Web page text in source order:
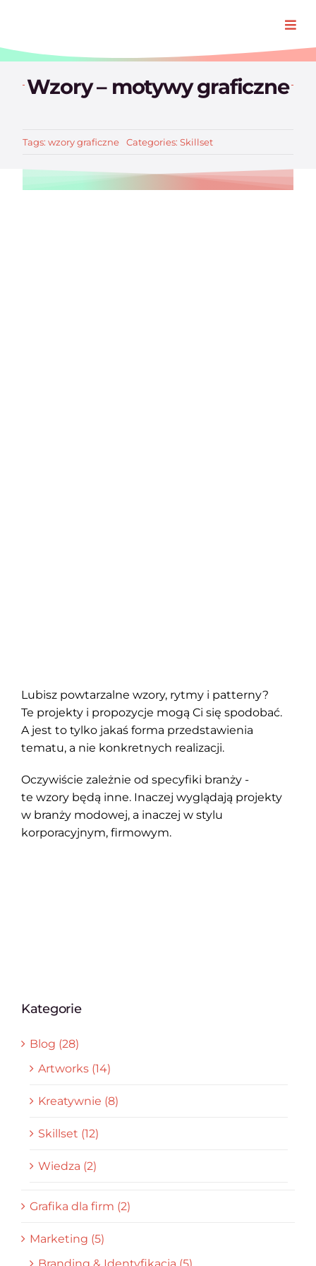
O Padre
Wzory – motywy graficzne
Tags: wzory graficzne Categories: Skillset
Lubisz powtarzalne wzory, rytmy i patterny?
Te projekty i propozycje mogą Ci się spodobać.
A jest to tylko jakaś forma przedstawienia
tematu, a nie konkretnych realizacji.
Oczywiście zależnie od specyfiki branży -
te wzory będą inne. Inaczej wyglądają projekty
w branży modowej, a inaczej w stylu
korporacyjnym, firmowym.
Kategorie
Blog (28)
Artworks (14)
Kreatywnie (8)
Skillset (12)
Wiedza (2)
Grafika dla firm (2)
Marketing (5)